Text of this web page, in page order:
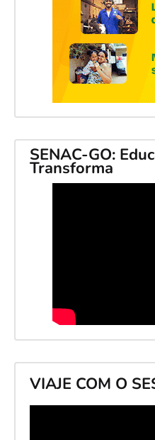
SENAC-GO:
Transforma
VIAJE COM O